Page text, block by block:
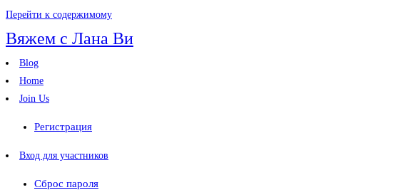
Перейти к содержимому
Вяжем с Лана Ви
Blog
Home
Join Us
Регистрация
Вход для участников
Сброс пароля